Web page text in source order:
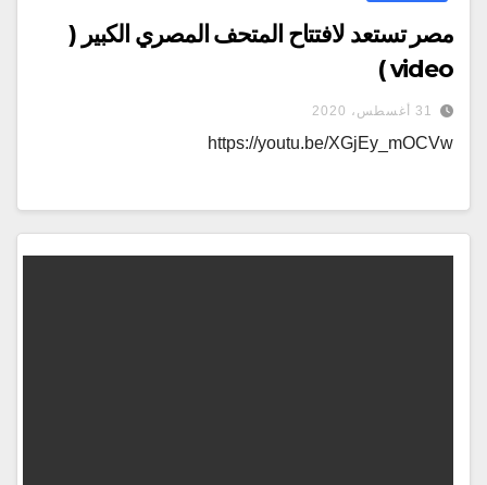
مصر تستعد لافتتاح المتحف المصري الكبير (
video )
31 أغسطس، 2020
https://youtu.be/XGjEy_mOCVw